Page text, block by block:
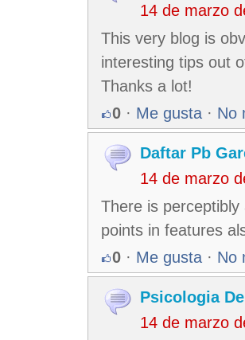
14 de marzo
This very blog is
interesting tips out
Thanks a lot!
0 · Me gusta · No
Daftar Pb
14 de marzo
There is
points in features
0 · Me gusta · No
Psicologia
14 de marzo